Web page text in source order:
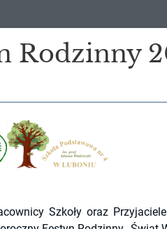
Rodzinny
Szkoły oraz